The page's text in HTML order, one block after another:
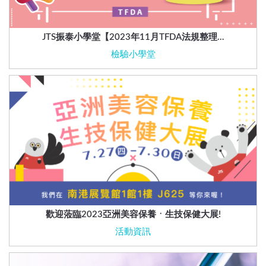
JTS振泰小學堂【2023年11月TFDA法規整理…
檢驗小學堂
歡迎蒞臨2023亞洲美容保養ㆍ生技保健大展!
活動資訊